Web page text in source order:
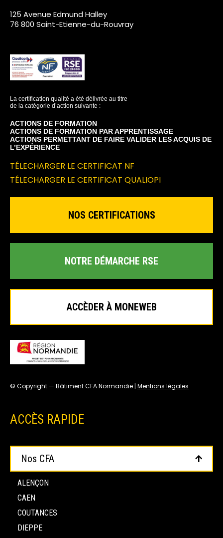
125 Avenue Edmund Halley
76 800 Saint-Etienne-du-Rouvray
La certification qualité a été délivrée au titre
de la catégorie d’action suivante :
ACTIONS DE FORMATION
ACTIONS DE FORMATION PAR APPRENTISSAGE
ACTIONS PERMETTANT DE FAIRE VALIDER LES ACQUIS DE
L’EXPÉRIENCE
TÉLECHARGER LE CERTIFICAT NF
TÉLECHARGER LE CERTIFICAT QUALIOPI
NOS CERTIFICATIONS
NOTRE DÉMARCHE RSE
ACCÈDER À MONEWEB
© Copyright — Bâtiment CFA Normandie | Mentions légales
ACCÈS RAPIDE
Nos CFA
ALENÇON
CAEN
COUTANCES
DIEPPE